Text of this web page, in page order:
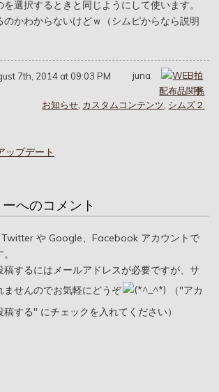
選択するときと同じようにして使います。
のかわからないけどｗ（シムピからなら説明
7th, 2014 at 09:03 PM
juna
配布品関係
お知らせ カスタムコンテンツ シムズ２
ップデート
へのコメント
や Google、Facebook アカウントで
稿するにはメールアドレスが必要ですが、サ
ませんのでお気軽にどうぞ
（"アカ
する" にチェックを入れてください）